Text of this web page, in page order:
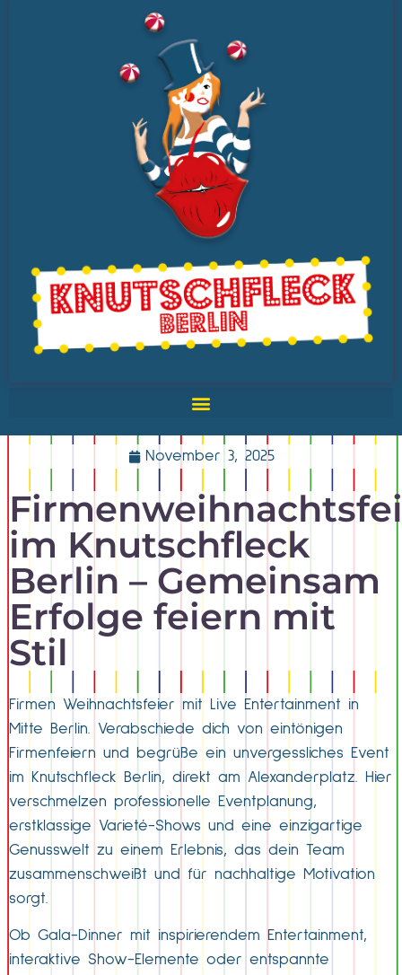
November 3, 2025
im Knutschfleck
Berlin – Gemeinsam
Erfolge feiern mit
Stil
Firmen Weihnachtsfeier mit Live Entertainment in
Mitte Berlin. Verabschiede dich von eintönigen
Firmenfeiern und begrüße ein unvergessliches Event
im Knutschfleck Berlin, direkt am Alexanderplatz. Hier
verschmelzen professionelle Eventplanung,
erstklassige Varieté-Shows und eine einzigartige
Genusswelt zu einem Erlebnis, das dein Team
zusammenschweißt und für nachhaltige Motivation
sorgt.
Ob Gala-Dinner mit inspirierendem Entertainment,
interaktive Show-Elemente oder entspannte